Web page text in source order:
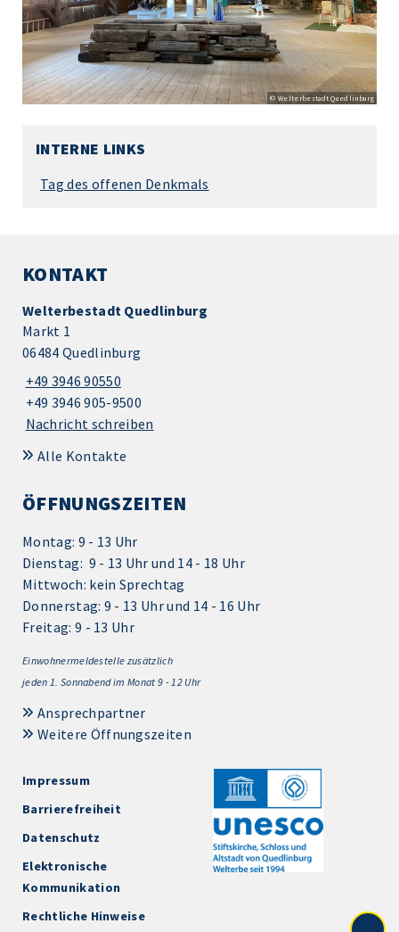
© Welterbestadt Quedlinburg
INTERNE LINKS
Tag des offenen Denkmals
KONTAKT
Welterbestadt Quedlinburg
Markt 1
06484 Quedlinburg
+49 3946 90550
+49 3946 905-9500
Nachricht schreiben
Alle Kontakte
ÖFFNUNGSZEITEN
Montag: 9 - 13 Uhr
Dienstag: 9 - 13 Uhr und 14 - 18 Uhr
Mittwoch: kein Sprechtag
Donnerstag: 9 - 13 Uhr und 14 - 16 Uhr
Freitag: 9 - 13 Uhr
Einwohnermeldestelle zusätzlich
jeden 1. Sonnabend im Monat 9 - 12 Uhr
Ansprechpartner
Weitere Öffnungszeiten
Impressum
Barrierefreiheit
Datenschutz
Elektronische
Kommunikation
Rechtliche Hinweise